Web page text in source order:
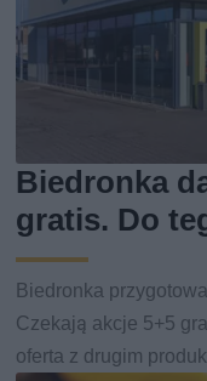
Biedronka
gratis. Do
Biedronka
Czekają akcje 5+5
oferta z drugim